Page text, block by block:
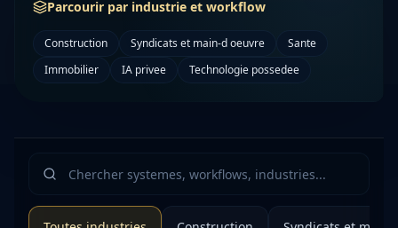
Parcourir par industrie et workflow
Construction Syndicats et main-d oeuvre
Sante
Immobilier
IA privee Technologie possedee